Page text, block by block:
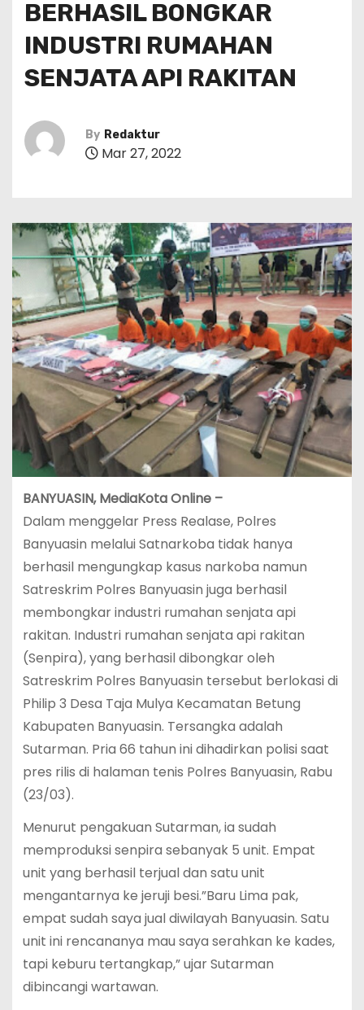
BERHASIL BONGKAR
INDUSTRI RUMAHAN
SENJATA API RAKITAN
By Redaktur
Mar 27, 2022
BANYUASIN, MediaKota Online –
Dalam menggelar Press Realase, Polres
Banyuasin melalui Satnarkoba tidak hanya
berhasil mengungkap kasus narkoba namun
Satreskrim Polres Banyuasin juga berhasil
membongkar industri rumahan senjata api
rakitan. Industri rumahan senjata api rakitan
(Senpira), yang berhasil dibongkar oleh
Satreskrim Polres Banyuasin tersebut berlokasi di
Philip 3 Desa Taja Mulya Kecamatan Betung
Kabupaten Banyuasin. Tersangka adalah
Sutarman. Pria 66 tahun ini dihadirkan polisi saat
pres rilis di halaman tenis Polres Banyuasin, Rabu
(23/03).
Menurut pengakuan Sutarman, ia sudah
memproduksi senpira sebanyak 5 unit. Empat
unit yang berhasil terjual dan satu unit
mengantarnya ke jeruji besi.”Baru Lima pak,
empat sudah saya jual diwilayah Banyuasin. Satu
unit ini rencananya mau saya serahkan ke kades,
tapi keburu tertangkap,” ujar Sutarman
dibincangi wartawan.